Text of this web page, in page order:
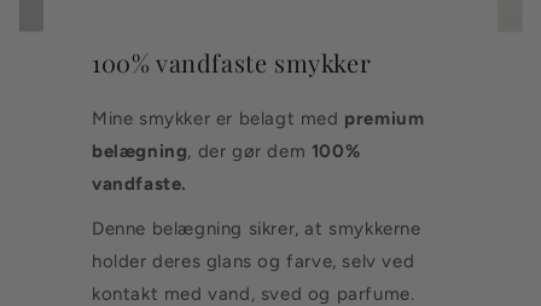
100% vandfaste smykker
Mine smykker er belagt med premium
belægning, der gør dem 100%
vandfaste.
Denne belægning sikrer, at smykkerne
holder deres glans og farve, selv ved
kontakt med vand, sved og parfume.